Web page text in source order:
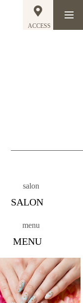
ACCESS
SALON
MENU